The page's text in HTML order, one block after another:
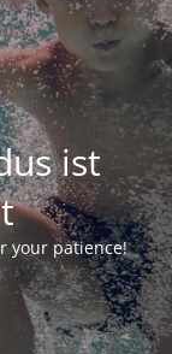
ist
your patience!